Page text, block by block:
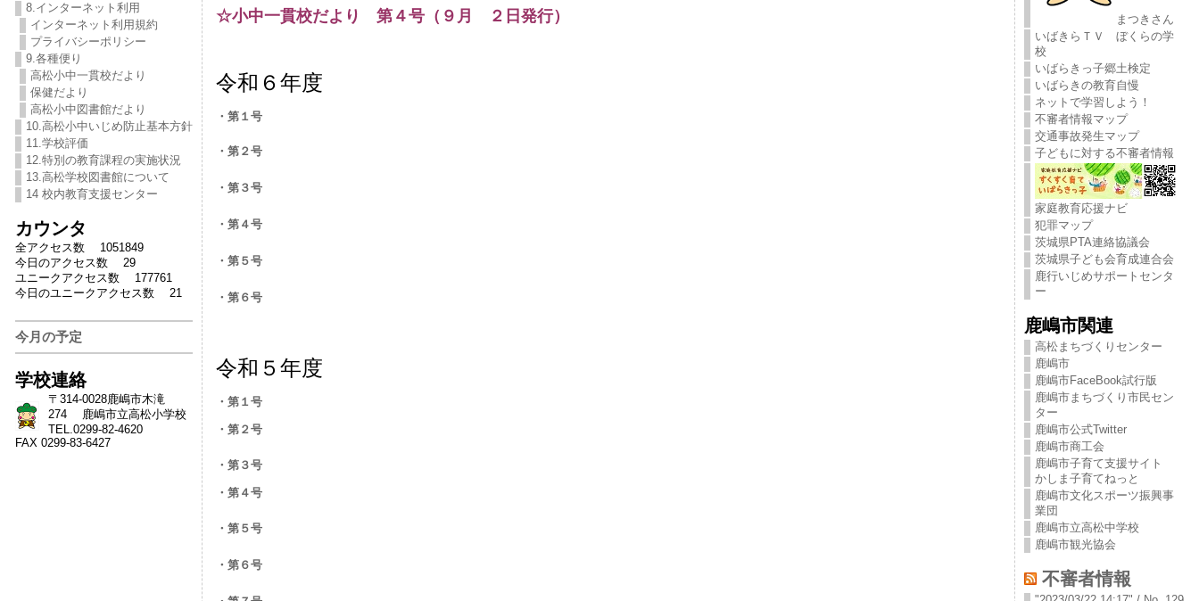
8.インターネット利用
インターネット利用規約
プライバシーポリシー
9.各種便り
高松小中一貫校だより
保健だより
高松小中図書館だより
10.高松小中いじめ防止基本方針
11.学校評価
12.特別の教育課程の実施状況
13.高松学校図書館について
14 校内教育支援センター
カウンタ
全アクセス数 1051849
今日のアクセス数 29
ユニークアクセス数 177761
今日のユニークアクセス数 21
今月の予定
学校連絡
〒314-0028鹿嶋市木滝
274 鹿嶋市立高松小学校
TEL.0299-82-4620
FAX 0299-83-6427
☆小中一貫校だより 第４号（９月 ２日発行）
令和６年度
・第１号
・第２号
・第３号
・第４号
・第５号
・第６号
令和５年度
・第１号
・第２号
・第３号
・第４号
・第５号
・第６号
まつきさん
いばきらＴＶ ぼくらの学
校
いばらきっ子郷土検定
いばらきの教育自慢
ネットで学習しよう！
不審者情報マップ
交通事故発生マップ
子どもに対する不審者情報
家庭教育応援ナビ
犯罪マップ
茨城県PTA連絡協議会
茨城県子ども会育成連合会
鹿行いじめサポートセンタ
ー
鹿嶋市関連
高松まちづくりセンター
鹿嶋市
鹿嶋市FaceBook試行版
鹿嶋市まちづくり市民セン
ター
鹿嶋市公式Twitter
鹿嶋市商工会
鹿嶋市子育て支援サイト
かしま子育てねっと
鹿嶋市文化スポーツ振興事
業団
鹿嶋市立高松中学校
鹿嶋市観光協会
不審者情報